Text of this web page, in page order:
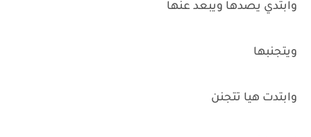
وابتدي يصدها ويبعد عنها
ويتجنبها
وابتدت هيا تتجنن